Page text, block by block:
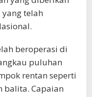
telah
beroperasi di
puluhan
rentan seperti
balita. Capaian